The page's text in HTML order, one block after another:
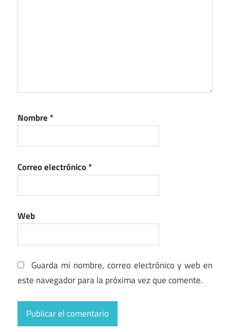
Nombre *
Correo electrónico*
Web
Guarda mi nombre, correo electrónico y web en
este navegador para la próxima vez que comente.